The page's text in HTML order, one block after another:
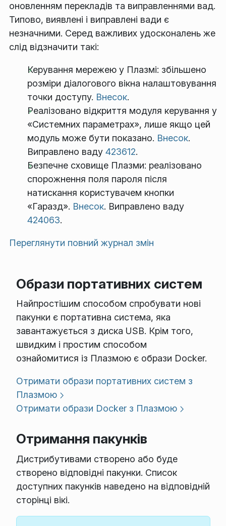
оновленням перекладів та виправленнями вад.
Типово, виявлені і виправлені вади є
незначними. Серед важливих удосконалень же
слід відзначити такі:
Керування мережею у Плазмі: збільшено
розміри діалогового вікна налаштовування
точки доступу. Внесок.
Реалізовано відкриття модуля керування у
«Системних параметрах», лише якщо цей
модуль може бути показано. Внесок.
Виправлено ваду 423612.
Безпечне сховище Плазми: реалізовано
спорожнення поля пароля після
натискання користувачем кнопки
«Гаразд». Внесок. Виправлено ваду
424063.
Переглянути повний журнал змін
Образи портативних систем
Найпростішим способом спробувати нові
пакунки є портативна система, яка
завантажується з диска USB. Крім того,
швидким і простим способом
ознайомитися із Плазмою є образи Docker.
Отримати образи портативних систем з
Плазмою
Отримати образи Docker з Плазмою
Отримання пакунків
Дистрибутивами створено або буде
створено відповідні пакунки. Список
доступних пакунків наведено на відповідній
сторінці вікі.